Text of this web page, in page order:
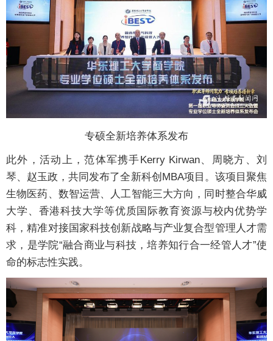
专硕全新培养体系发布
此外，活动上，范体军携手Kerry Kirwan、周晓方、刘
琴、赵玉政，共同发布了全新科创MBA项目。该项目聚焦
生物医药、数智运营、人工智能三大方向，同时整合华威
大学、香港科技大学等优质国际教育资源与校内优势学
科，精准对接国家科技创新战略与产业复合型管理人才需
求，是学院“融合商业与科技，培养知行合一经管人才”使
命的标志性实践。